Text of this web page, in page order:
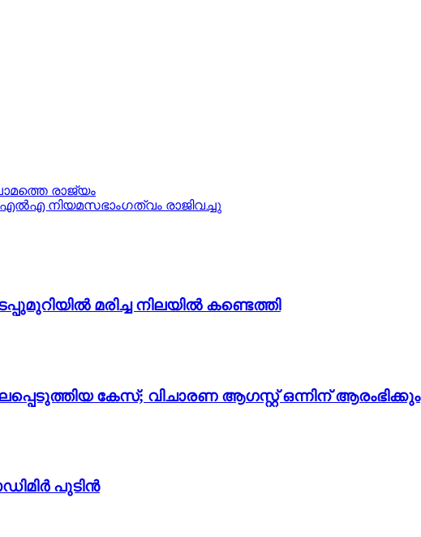
രാജ്യം
നിയമസഭാംഗത്വം രാജിവച്ചു
മരിച്ച നിലയില്‍ കണ്ടെത്തി
കേസ്; വിചാരണ ആഗസ്റ്റ് ഒന്നിന് ആരംഭിക്കും
പുടിൻ